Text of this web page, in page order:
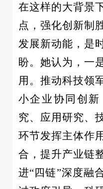
在这样的大背景
点，强化创新制
发展新动能，是
盼。她认为，一
用。推动科技领
小企业协同创
究、应用研究、
环节发挥主体作
合，提升产业链
进“四链”深度融